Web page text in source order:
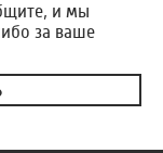
и мы
за ваше